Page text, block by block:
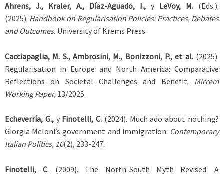
Ahrens, J., Kraler, A., Díaz-Aguado, I., y LeVoy, M. (Eds.).
(2025). Handbook on Regularisation Policies: Practices, Debates
and Outcomes. University of Krems Press.
Cacciapaglia, M. S., Ambrosini, M., Bonizzoni, P., et al.(2025).
Regularisation in Europe and North America: Comparative
Reflections on Societal Challenges and Benefit. Mirrem
Working Paper, 13/2025.
Echeverría, G., y Finotelli, C. (2024). Much ado about nothing?
Giorgia Meloni’s government and immigration. Contemporary
Italian Politics, 16(2), 233-247.
Finotelli, C. (2009). The North-South Myth Revised: A